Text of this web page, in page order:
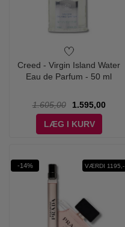
Creed - Virgin Island Water
Eau de Parfum - 50 ml
1.605,00
1.595,00
LÆG I KURV
-14% VÆRDI 1195,-